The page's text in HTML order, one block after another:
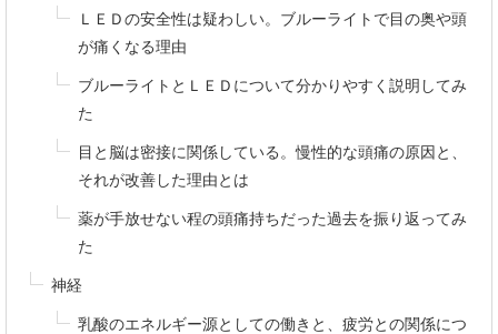
ＬＥＤの安全性は疑わしい。ブルーライトで目の奥や頭
が痛くなる理由
ブルーライトとＬＥＤについて分かりやすく説明してみ
た
目と脳は密接に関係している。慢性的な頭痛の原因と、
それが改善した理由とは
薬が手放せない程の頭痛持ちだった過去を振り返ってみ
た
神経
乳酸のエネルギー源としての働きと、疲労との関係につ